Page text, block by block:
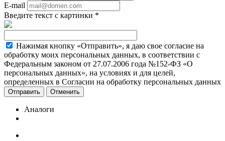
E-mail
Введите текст с картинки *
Нажимая кнопку «Отправить», я даю свое согласие на
обработку моих персональных данных, в соответствии с
Федеральным законом от 27.07.2006 года №152-ФЗ «О
персональных данных», на условиях и для целей,
определенных в Согласии на обработку персональных данных
Отменить
Аналоги